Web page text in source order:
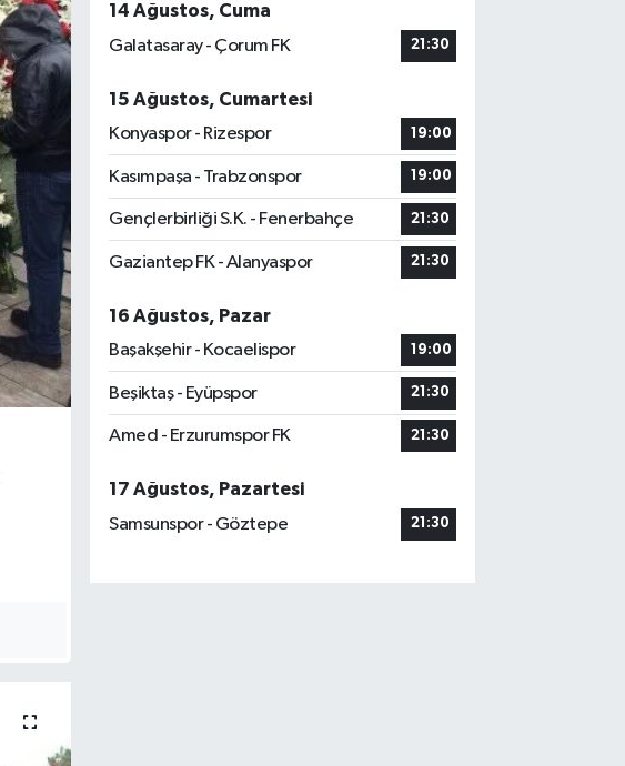
14 Ağustos, Cuma
Galatasaray - Çorum FK
21:30
15 Ağustos, Cumartesi
Konyaspor - Rizespor
19:00
Kasımpaşa - Trabzonspor 19:00
Gençlerbirliği S.K. - Fenerbahçe 21:30
Gaziantep FK - Alanyaspor 21:30
16 Ağustos, Pazar
Başakşehir - Kocaelispor
19:00
Beşiktaş - Eyüpspor 21:30
Amed - Erzurumspor FK 21:30
17 Ağustos, Pazartesi
Samsunspor - Göztepe
21:30